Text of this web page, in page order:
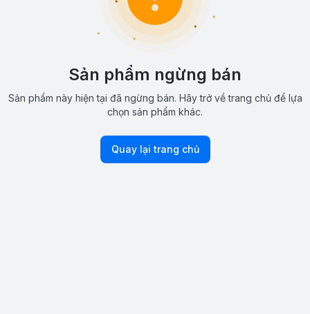
Sản phẩm ngừng bán
Sản phẩm này hiện tại đã ngừng bán. Hãy trở về trang chủ để lựa
chọn sản phẩm khác.
Quay lại trang chủ